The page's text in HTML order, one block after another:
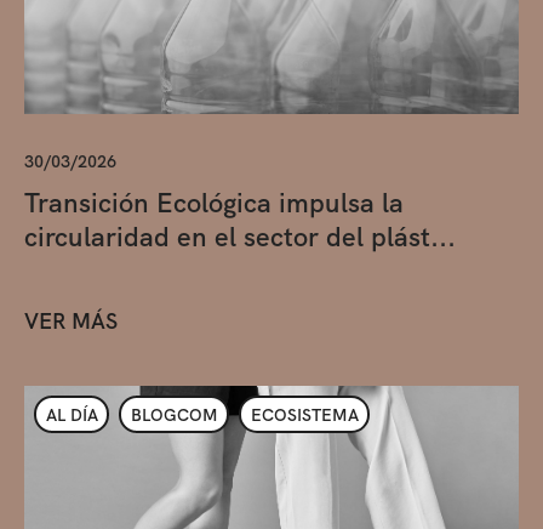
30/03/2026
Transición Ecológica impulsa la
circularidad en el sector del plást...
VER MÁS
AL DÍA BLOGCOM ECOSISTEMA